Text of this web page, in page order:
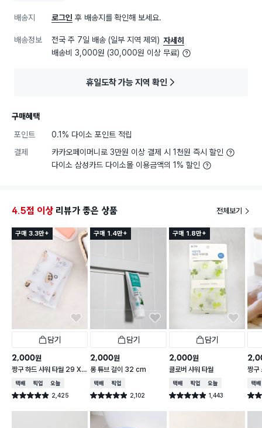
배송지 로그인 후 배송지를 확인해 보세요.
배송정보 전국 주 7일 배송 (일부 지역 제외) 자세히
배송비 3,000원 (30,000원 이상 무료)
휴일도착 가능 지역 확인
구매혜택
포인트
0.1% 다이소 포인트 적립
결제
카카오페이머니로 3만원 이상 결제 시 1천원 즉시 할인
다이소 삼성카드 다이소몰 이용금액의 1% 할인
4.5점 이상 리뷰가 좋은 상품 전체보기
구매 3.3만+
담기
2,000원
짱구 하드 샤워 타월 29 X
95 cm
택배배송매장픽업오늘배송
별점 4.9점 2,425
건 작성
구매 1.4만+
담기
2,000원
롱 튜브 걸이 32 cm
택배배송매장픽업
별점 4.9점 2,102
건 작성
구매 1.8만+
담기
2,000원
클로버 샤워 타월
택배배송매장픽업오늘배송
별점 4.9점 1,443
건 작성
짱구
X
택배
별점